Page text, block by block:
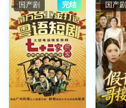
国产剧 完结 国产剧